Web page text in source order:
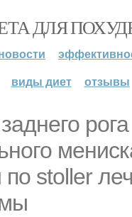
ДЛЯ
виды диет
отзывы
рога
по stoller